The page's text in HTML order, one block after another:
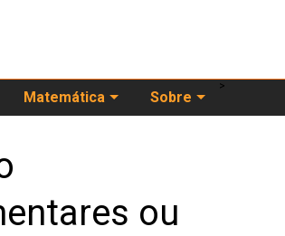
>
Matemática Sobre
ou